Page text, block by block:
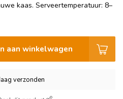
kaas. Serveertemperatuur: 8–
aan winkelwagen
verzonden